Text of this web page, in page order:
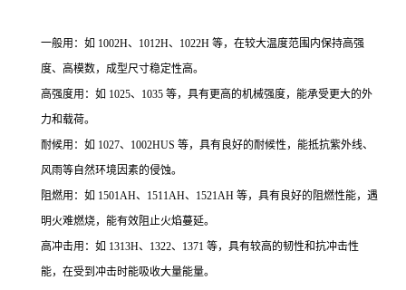
一般用：如 1002H、1012H、1022H 等，在较大温度范围内保持高强
度、高模数，成型尺寸稳定性高。
高强度用：如 1025、1035 等，具有更高的机械强度，能承受更大的外
力和载荷。
耐候用：如 1027、1002HUS 等，具有良好的耐候性，能抵抗紫外线、
风雨等自然环境因素的侵蚀。
阻燃用：如 1501AH、1511AH、1521AH 等，具有良好的阻燃性能，遇
明火难燃烧，能有效阻止火焰蔓延。
高冲击用：如 1313H、1322、1371 等，具有较高的韧性和抗冲击性
能，在受到冲击时能吸收大量能量。